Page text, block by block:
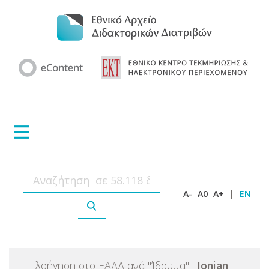
A- A0 A+ | EN
Πλοήγηση στο ΕΑΔΔ ανά "Ίδρυμα" : Ionian